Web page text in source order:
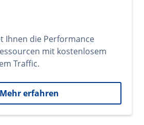
Ihnen die Performance
mit kostenlosem
Traffic.
Mehr erfahren